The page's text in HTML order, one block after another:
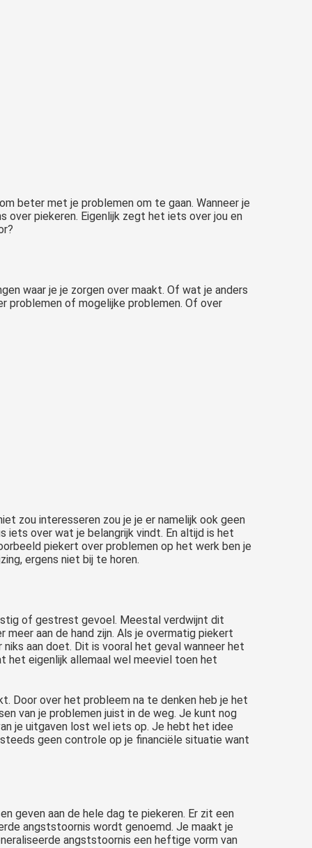
beter met je problemen om te gaan. Wanneer je
over piekeren. Eigenlijk zegt het iets over jou en
waar je je zorgen over maakt. Of wat je anders
problemen of mogelijke problemen. Of over
zou interesseren zou je je er namelijk ook geen
iets over wat je belangrijk vindt. En altijd is het
piekert over problemen op het werk ben je
ergens niet bij te horen.
of gestrest gevoel. Meestal verdwijnt dit
aan de hand zijn. Als je overmatig piekert
aan doet. Dit is vooral het geval wanneer het
het eigenlijk allemaal wel meeviel toen het
Door over het probleem na te denken heb je het
van je problemen juist in de weg. Je kunt nog
je uitgaven lost wel iets op. Je hebt het idee
geen controle op je financiële situatie want
geven aan de hele dag te piekeren. Er zit een
angststoornis wordt genoemd. Je maakt je
angststoornis een heftige vorm van